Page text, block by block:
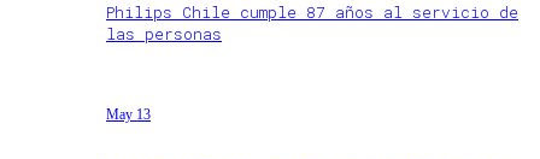
Philips Chile cumple 87 años al servicio de
las personas
May 13